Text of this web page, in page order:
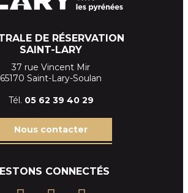
DE RÉSERVATION
SAINT-LARY
37 rue Vincent Mir
65170 Saint-Lary-Soulan
Tél. 05 62 39 40 29
Nous contacter
CONNECTÉS